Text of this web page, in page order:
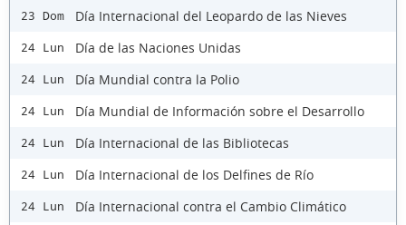
23 Dom Día Internacional del Leopardo de las Nieves
24 Lun Día de las Naciones Unidas
24 Lun Día Mundial contra la Polio
24 Lun Día Mundial de Información sobre el Desarrollo
24 Lun Día Internacional de las Bibliotecas
24 Lun Día Internacional de los Delfines de Río
24 Lun Día Internacional contra el Cambio Climático